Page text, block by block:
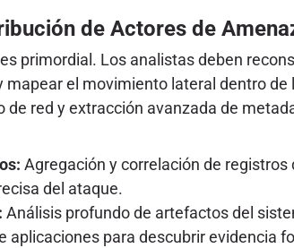
de Actores de
primordial. Los analistas deben
el movimiento lateral dentro
red y extracción avanzada de
Agregación y correlación de
del ataque.
Análisis profundo de artefactos del
aplicaciones para descubrir evidencia